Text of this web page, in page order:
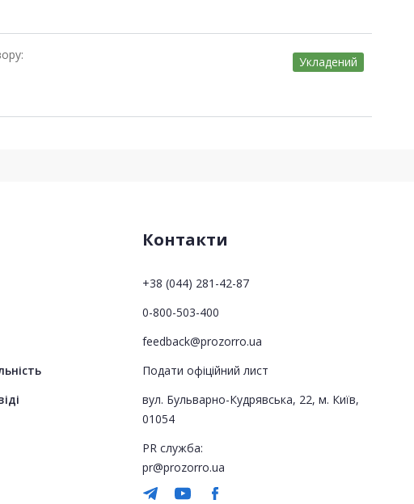
Укладений
Контакти
+38 (044) 281-42-87
0-800-503-400
feedback@prozorro.ua
Подати офіційний лист
вул. Бульварно-Кудрявська, 22, м. Київ,
01054
PR служба:
pr@prozorro.ua